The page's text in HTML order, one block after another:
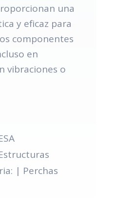
una
y eficaz para
componentes
en
vibraciones o
| Perchas